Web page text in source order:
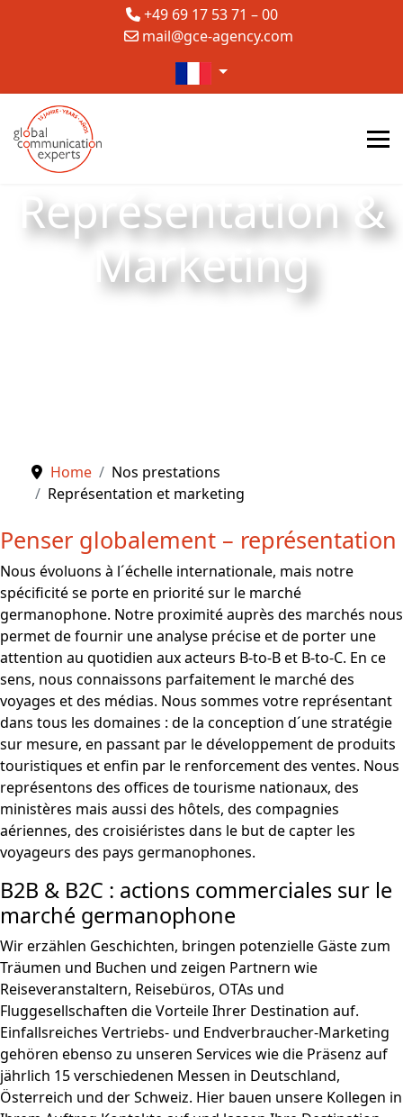
+49 69 17 53 71 – 00
mail@gce-agency.com
Sélectionnez votre langue
Représentation &
Marketing
Home
Nos prestations
Représentation et marketing
Penser globalement – représentation
Nous évoluons à l´échelle internationale, mais notre
spécificité se porte en priorité sur le marché
germanophone. Notre proximité auprès des marchés nous
permet de fournir une analyse précise et de porter une
attention au quotidien aux acteurs B-to-B et B-to-C. En ce
sens, nous connaissons parfaitement le marché des
voyages et des médias. Nous sommes votre représentant
dans tous les domaines : de la conception d´une stratégie
sur mesure, en passant par le développement de produits
touristiques et enfin par le renforcement des ventes. Nous
représentons des offices de tourisme nationaux, des
ministères mais aussi des hôtels, des compagnies
aériennes, des croisiéristes dans le but de capter les
voyageurs des pays germanophones.
B2B & B2C : actions commerciales sur le
marché germanophone
Wir erzählen Geschichten, bringen potenzielle Gäste zum
Träumen und Buchen und zeigen Partnern wie
Reiseveranstaltern, Reisebüros, OTAs und
Fluggesellschaften die Vorteile Ihrer Destination auf.
Einfallsreiches Vertriebs- und Endverbraucher-Marketing
gehören ebenso zu unseren Services wie die Präsenz auf
jährlich 15 verschiedenen Messen in Deutschland,
Österreich und der Schweiz. Hier bauen unsere Kollegen in